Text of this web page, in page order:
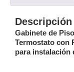
CaP
/ DVI /
HDMI
Cámaras
IP y NVRs
Descripción
Gabinete de
Termostato con
para instalación